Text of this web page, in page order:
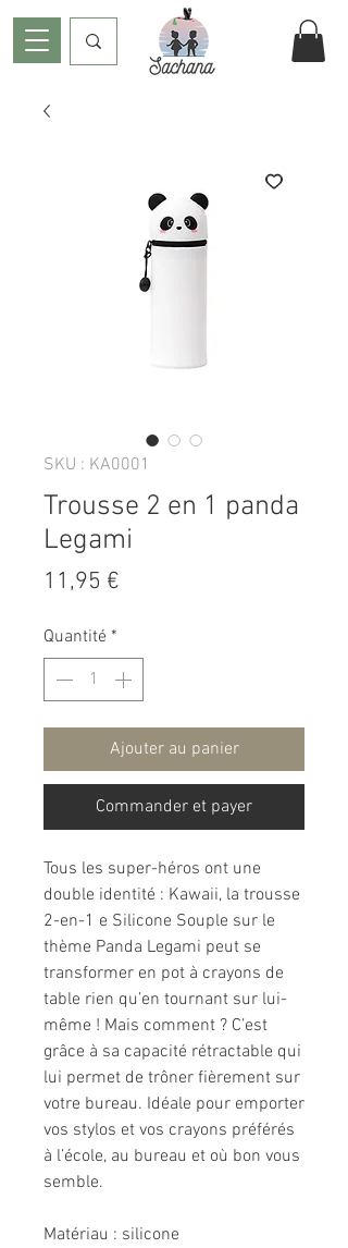
SKU : KA0001
Trousse 2 en 1 panda
Legami
11,95 €
Quantité *
Ajouter au panier
Commander et payer
Tous les super-héros ont une
double identité : Kawaii, la trousse
2-en-1 e Silicone Souple sur le
thème Panda Legami peut se
transformer en pot à crayons de
table rien qu’en tournant sur lui-
même ! Mais comment ? C’est
grâce à sa capacité rétractable qui
lui permet de trôner fièrement sur
votre bureau. Idéale pour emporter
vos stylos et vos crayons préférés
à l’école, au bureau et où bon vous
semble.
Matériau : silicone